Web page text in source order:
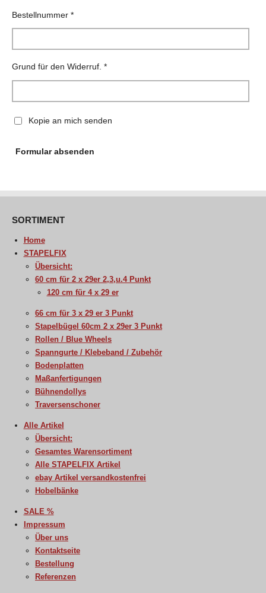
Bestellnummer *
Grund für den Widerruf. *
Kopie an mich senden
Formular absenden
SORTIMENT
Home
STAPELFIX
Übersicht:
60 cm für 2 x 29er 2,3,u.4 Punkt
120 cm für 4 x 29 er
66 cm für 3 x 29 er 3 Punkt
Stapelbügel 60cm 2 x 29er 3 Punkt
Rollen / Blue Wheels
Spanngurte / Klebeband / Zubehör
Bodenplatten
Maßanfertigungen
Bühnendollys
Traversenschoner
Alle Artikel
Übersicht:
Gesamtes Warensortiment
Alle STAPELFIX Artikel
ebay Artikel versandkostenfrei
Hobelbänke
SALE %
Impressum
Über uns
Kontaktseite
Bestellung
Referenzen